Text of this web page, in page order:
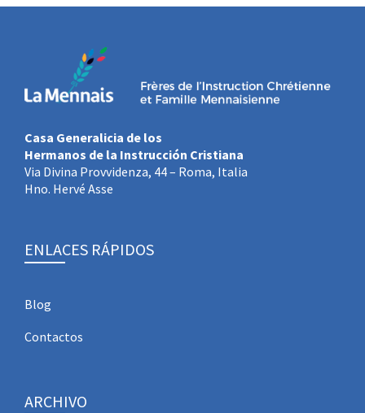
Casa Generalicia de los
Hermanos de la Instrucción Cristiana
Via Divina Provvidenza, 44 – Roma, Italia
Hno. Hervé Asse
ENLACES RÁPIDOS
Blog
Contactos
ARCHIVO